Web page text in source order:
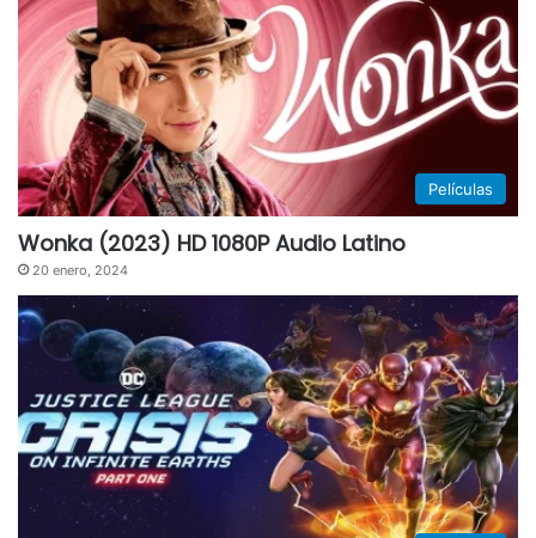
Películas
Wonka (2023) HD 1080P Audio Latino
20 enero, 2024